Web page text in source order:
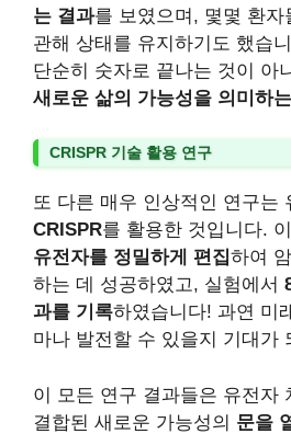
는 결과를 보였으며, 몇몇 환자
관해 상태를 유지하기도 했습
단순히 숫자로 끝나는 것이 아
새로운 삶의 가능성을 의미하
CRISPR 기술 활용 연구
또 다른 매우 인상적인 연구는
CRISPR를 활용한 것입니다.
유전자를 정밀하게 편집하여
하는 데 성공하였고, 실험에서
과를 기록하였습니다! 과연 미
마나 발전할 수 있을지 기대가
이 모든 연구 결과들은 유전자
결합된 새로운 가능성의 문을